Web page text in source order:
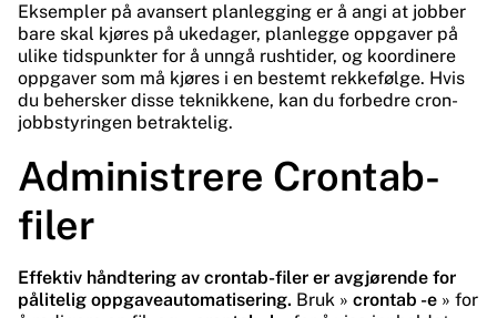
Eksempler på avansert planlegging er å angi at jobber
bare skal kjøres på ukedager, planlegge oppgaver på
ulike tidspunkter for å unngå rushtider, og koordinere
oppgaver som må kjøres i en bestemt rekkefølge. Hvis
du behersker disse teknikkene, kan du forbedre cron-
jobbstyringen betraktelig.
Administrere Crontab-
filer
Effektiv håndtering av crontab-filer er avgjørende for
pålitelig oppgaveautomatisering. Bruk » crontab -e » for